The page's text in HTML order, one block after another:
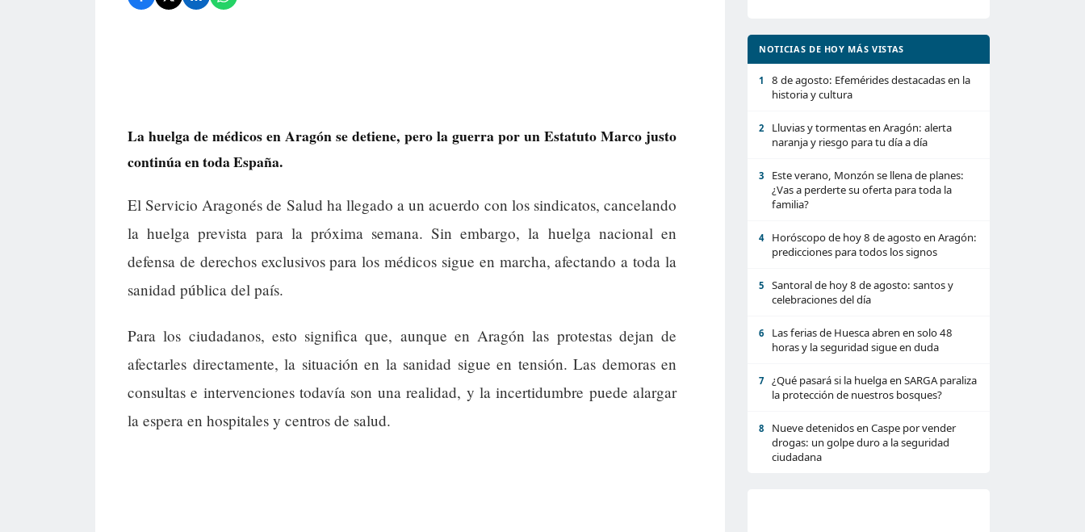
La huelga de médicos en Aragón se detiene, pero la guerra por un Estatuto Marco justo
continúa en toda España.
El Servicio Aragonés de Salud ha llegado a un acuerdo con los sindicatos, cancelando
la huelga prevista para la próxima semana. Sin embargo, la huelga nacional en
defensa de derechos exclusivos para los médicos sigue en marcha, afectando a toda la
sanidad pública del país.
Para los ciudadanos, esto significa que, aunque en Aragón las protestas dejan de
afectarles directamente, la situación en la sanidad sigue en tensión. Las demoras en
consultas e intervenciones todavía son una realidad, y la incertidumbre puede alargar
la espera en hospitales y centros de salud.
NOTICIAS DE HOY MÁS VISTAS
1
8 de agosto: Efemérides destacadas en la
historia y cultura
2
Lluvias y tormentas en Aragón: alerta
naranja y riesgo para tu día a día
3
Este verano, Monzón se llena de planes:
¿Vas a perderte su oferta para toda la
familia?
4
Horóscopo de hoy 8 de agosto en Aragón:
predicciones para todos los signos
5
Santoral de hoy 8 de agosto: santos y
celebraciones del día
6
Las ferias de Huesca abren en solo 48
horas y la seguridad sigue en duda
7
¿Qué pasará si la huelga en SARGA paraliza
la protección de nuestros bosques?
8
Nueve detenidos en Caspe por vender
drogas: un golpe duro a la seguridad
ciudadana